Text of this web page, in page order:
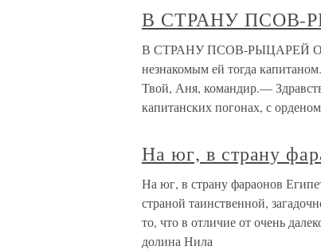
В СТРАНУ ПСОВ-
В СТРАНУ ПСОВ-РЫЦАРЕЙ
незнакомым ей тогда
Твой, Аня, командир.—
капитанских погонах, с орденом
На юг, в страну
На юг, в страну фараонов
страной таинственной,
то, что в отличие от очень
долина Нила